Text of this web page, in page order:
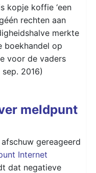
kopje koffie ‘een
rechten aan
merkte
boekhandel op
voor de vaders
2016)
meldpunt
gereageerd
Internet
dat negatieve